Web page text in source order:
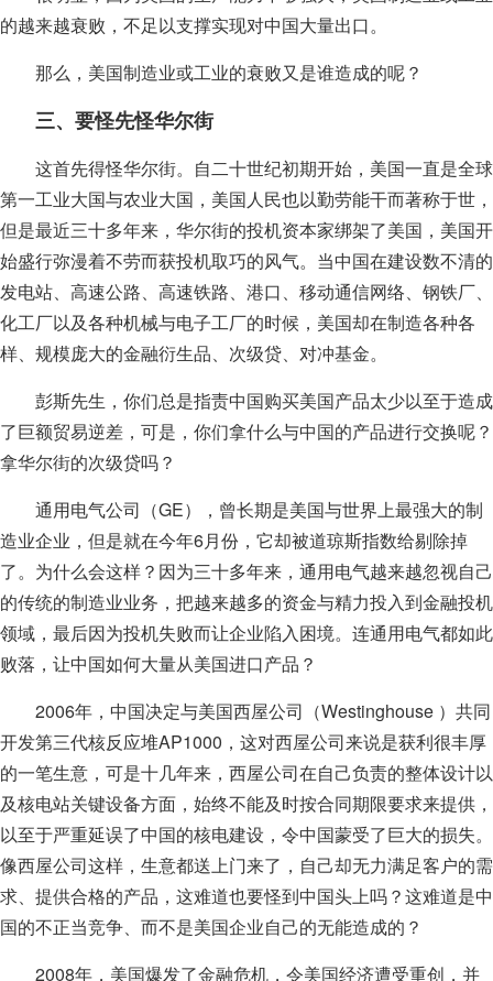
的越来越衰败，不足以支撑实现对中国大量出口。
那么，美国制造业或工业的衰败又是谁造成的呢？
三、要怪先怪华尔街
这首先得怪华尔街。自二十世纪初期开始，美国一直是全球
第一工业大国与农业大国，美国人民也以勤劳能干而著称于世，
但是最近三十多年来，华尔街的投机资本家绑架了美国，美国开
始盛行弥漫着不劳而获投机取巧的风气。当中国在建设数不清的
发电站、高速公路、高速铁路、港口、移动通信网络、钢铁厂、
化工厂以及各种机械与电子工厂的时候，美国却在制造各种各
样、规模庞大的金融衍生品、次级贷、对冲基金。
彭斯先生，你们总是指责中国购买美国产品太少以至于造成
了巨额贸易逆差，可是，你们拿什么与中国的产品进行交换呢？
拿华尔街的次级贷吗？
通用电气公司（GE），曾长期是美国与世界上最强大的制
造业企业，但是就在今年6月份，它却被道琼斯指数给剔除掉
了。为什么会这样？因为三十多年来，通用电气越来越忽视自己
的传统的制造业业务，把越来越多的资金与精力投入到金融投机
领域，最后因为投机失败而让企业陷入困境。连通用电气都如此
败落，让中国如何大量从美国进口产品？
2006年，中国决定与美国西屋公司（Westinghouse ）共同
开发第三代核反应堆AP1000，这对西屋公司来说是获利很丰厚
的一笔生意，可是十几年来，西屋公司在自己负责的整体设计以
及核电站关键设备方面，始终不能及时按合同期限要求来提供，
以至于严重延误了中国的核电建设，令中国蒙受了巨大的损失。
像西屋公司这样，生意都送上门来了，自己却无力满足客户的需
求、提供合格的产品，这难道也要怪到中国头上吗？这难道是中
国的不正当竞争、而不是美国企业自己的无能造成的？
2008年，美国爆发了金融危机，令美国经济遭受重创，并